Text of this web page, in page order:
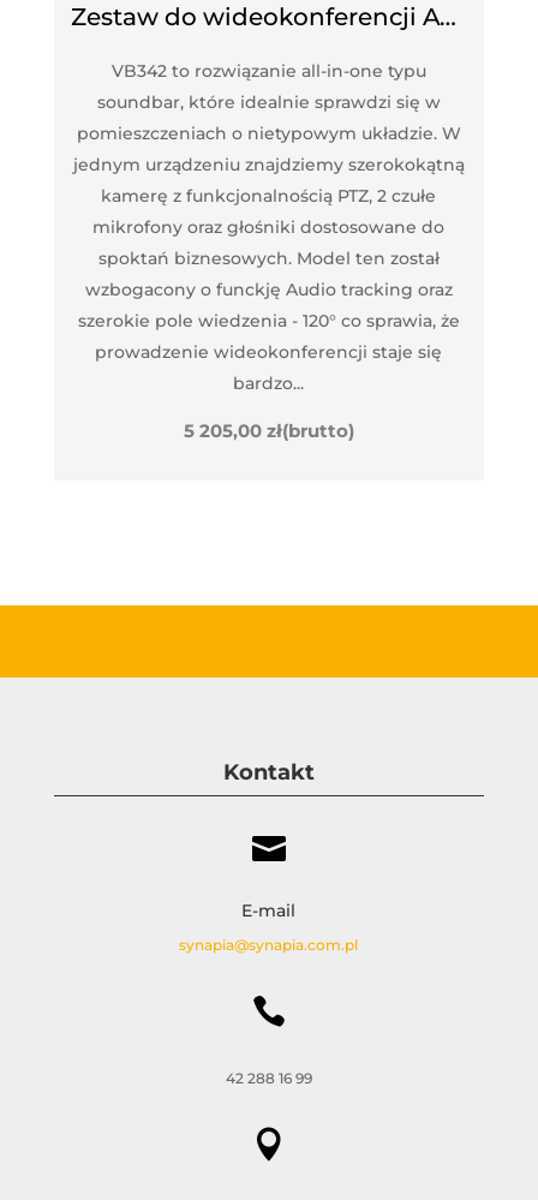
Zestaw do wideokonferencji AVer VB342+
VB342 to rozwiązanie all-in-one typu
soundbar, które idealnie sprawdzi się w
pomieszczeniach o nietypowym układzie. W
jednym urządzeniu znajdziemy szerokokątną
kamerę z funkcjonalnością PTZ, 2 czułe
mikrofony oraz głośniki dostosowane do
spoktań biznesowych. Model ten został
wzbogacony o funckję Audio tracking oraz
szerokie pole wiedzenia - 120° co sprawia, że
prowadzenie wideokonferencji staje się
bardzo...
5 205,00 zł(brutto)
Kontakt

E-mail
synapia@synapia.com.pl

42 288 16 99
